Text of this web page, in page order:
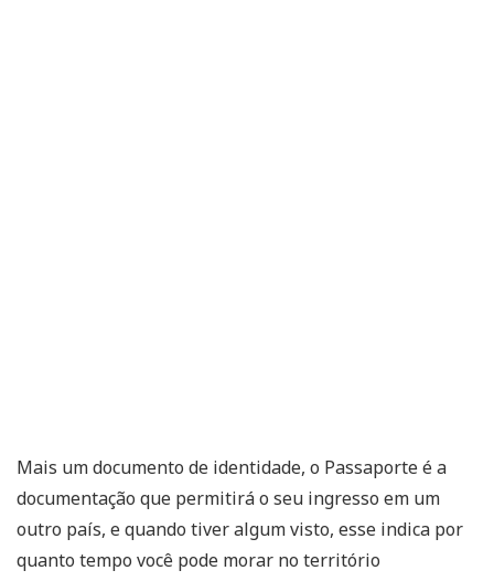
Mais um documento de identidade, o Passaporte é a
documentação que permitirá o seu ingresso em um
outro país, e quando tiver algum visto, esse indica por
quanto tempo você pode morar no território